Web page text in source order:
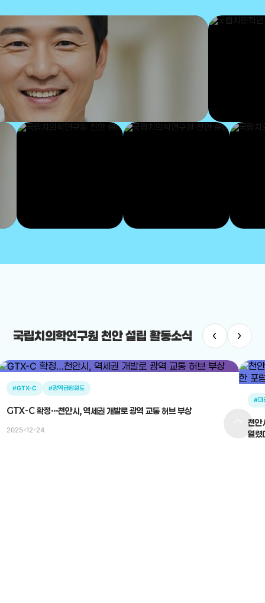
국립치의학연구원 천안 설립 활동소식 ‹ ›
#GTX-C #광역급행철도
GTX-C 확정…천안시, 역세권 개발로 광역 교통 허브 부상
2025-12-24
#미
천안시
열렸